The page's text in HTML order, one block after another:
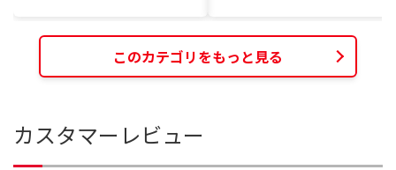
このカテゴリをもっと見る
カスタマーレビュー